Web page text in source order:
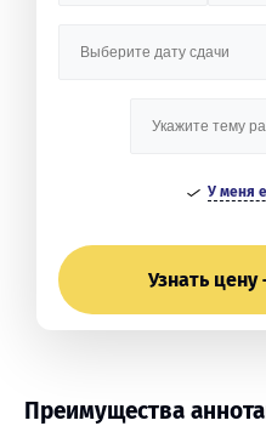
У меня
Узнать
Преимущества